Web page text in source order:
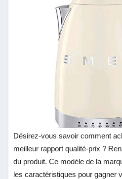
Désirez-vous savoir comment
meilleur rapport qualité-prix ?
du produit. Ce modèle de la
les caractéristiques pour gagner